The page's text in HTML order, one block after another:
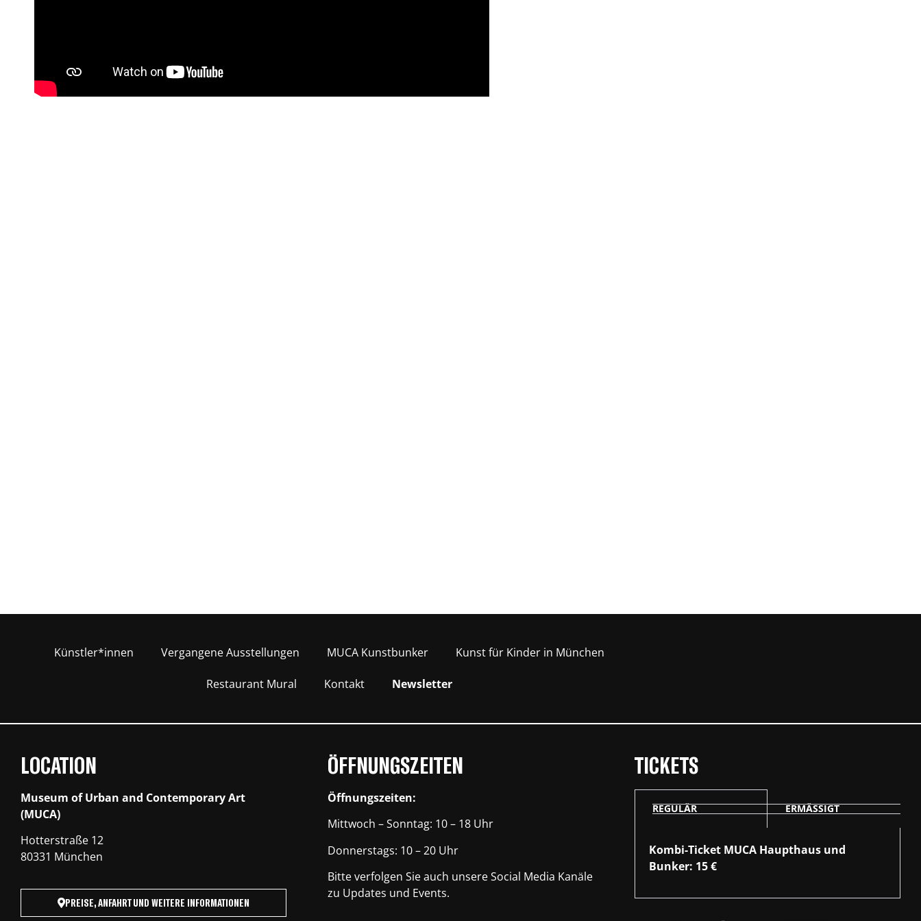
Künstler*innen Vergangene Ausstellungen MUCA Kunstbunker Kunst für Kinder in München
Restaurant Mural Kontakt Newsletter
LOCATION
Museum of Urban and Contemporary Art
(MUCA)
Hotterstraße 12
80331 München
PREISE, ANFAHRT UND WEITERE INFORMATIONEN
ÖFFNUNGSZEITEN
Öffnungszeiten:
Mittwoch – Sonntag: 10 – 18 Uhr
Donnerstags: 10 – 20 Uhr
Bitte verfolgen Sie auch unsere Social Media Kanäle
zu Updates und Events.
TICKETS
REGULÄR ERMÄSSIGT
Kombi-Ticket MUCA Haupthaus und
Bunker: 15 €